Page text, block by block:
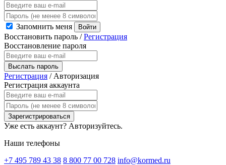
Запомнить меня Войти
Восстановить пароль /Регистрация
Восстановление пароля
Выслать пароль
Регистрация / Авторизация
Регистрация аккаунта
Зарегистрироваться
Уже есть аккаунт? Авторизуйтесь.
Наши телефоны
+7 495 789 43 38 8 800 77 00 728 info@kormed.ru